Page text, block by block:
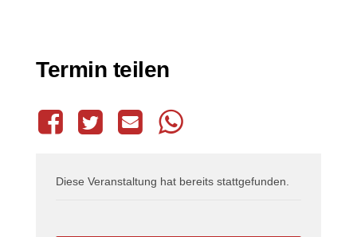
Diese Veranstaltung hat bereits stattgefunden.